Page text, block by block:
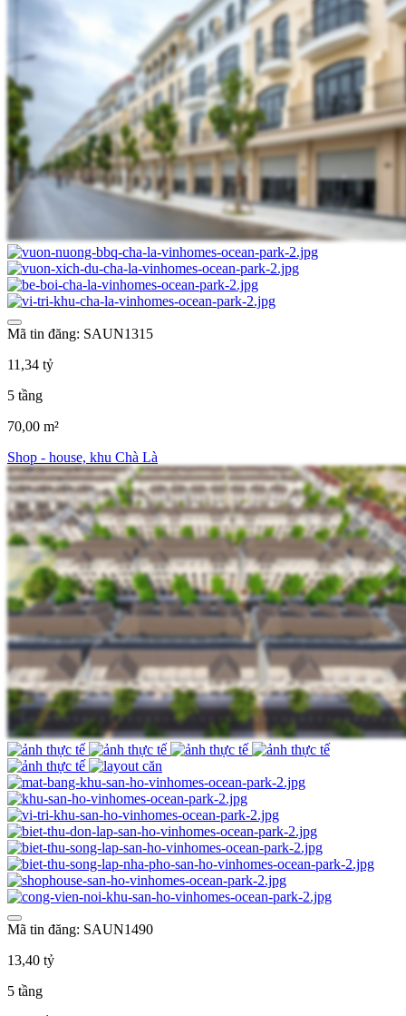
Mã tin đăng: SAUN1315
11,34 tỷ
5 tầng
70,00 m²
Shop - house, khu Chà Là
Mã tin đăng: SAUN1490
13,40 tỷ
5 tầng